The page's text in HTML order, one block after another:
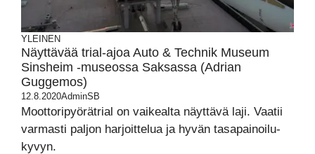
YLEINEN
Näyttävää trial-ajoa Auto & Technik Museum
Sinsheim -museossa Saksassa (Adrian
Guggemos)
12.8.2020AdminSB
Moottoripyörätrial on vaikealta näyttävä laji. Vaatii
varmasti paljon harjoittelua ja hyvän tasapainoilu-
kyvyn.